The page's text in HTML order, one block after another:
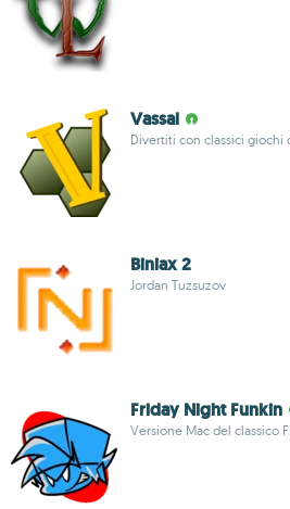
Vassal
Divertiti con classici giochi
Biniax 2
Jordan Tuzsuzov
Friday Night Funkin
Versione Mac del classico